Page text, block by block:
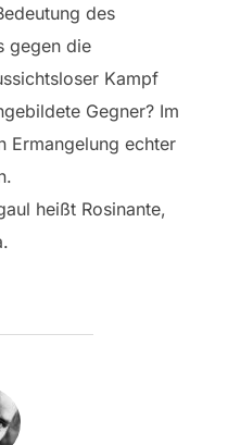
des
gegen die
Kampf
Gegner? Im
Ermangelung echter
heißt Rosinante,